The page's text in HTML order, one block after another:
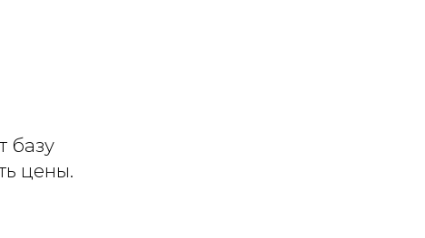
базу
цены.